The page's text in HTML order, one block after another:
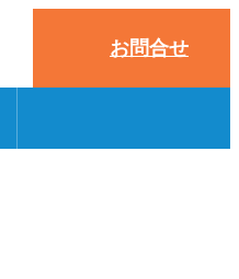
お問合せ